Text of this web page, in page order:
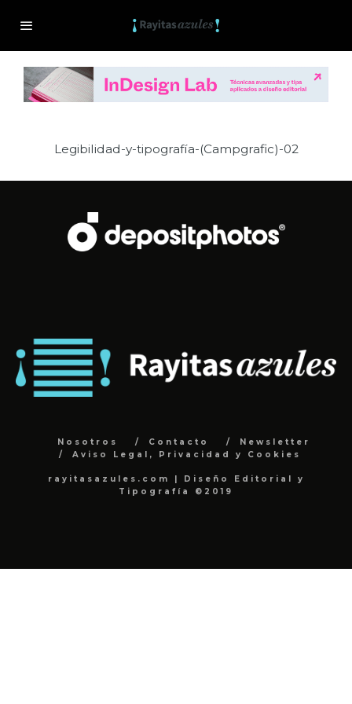
Legibilidad-y-tipografía-(Campgrafic)-02
Nosotros Contacto
Newsletter
Aviso Legal, Privacidad y Cookies
rayitasazules.com | Diseño Editorial y
Tipografía ©2019